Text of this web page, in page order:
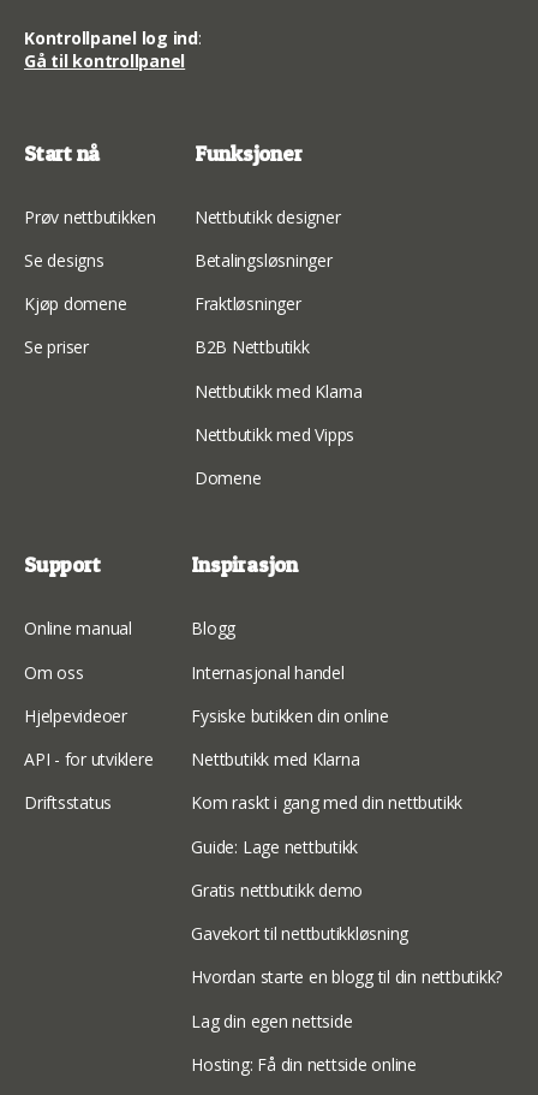
Kontrollpanel log ind:
Gå til kontrollpanel
Start nå
Prøv nettbutikken
Se designs
Kjøp domene
Se priser
Funksjoner
Nettbutikk designer
Betalingsløsninger
Fraktløsninger
B2B Nettbutikk
Nettbutikk med Klarna
Nettbutikk med Vipps
Domene
Support
Online manual
Om oss
Hjelpevideoer
API - for utviklere
Driftsstatus
Inspirasjon
Blogg
Internasjonal handel
Fysiske butikken din online
Nettbutikk med Klarna
Kom raskt i gang med din nettbutikk
Guide: Lage nettbutikk
Gratis nettbutikk demo
Gavekort til nettbutikkløsning
Hvordan starte en blogg til din nettbutikk?
Lag din egen nettside
Hosting: Få din nettside online